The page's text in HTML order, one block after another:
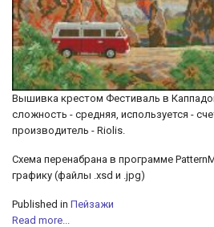
Вышивка крестом Фестиваль в
сложность - средняя, используется -
производитель - Riolis.
Схема перенабрана в программе
графику (файлы .xsd и .jpg)
Published in Пейзажи
Read more...